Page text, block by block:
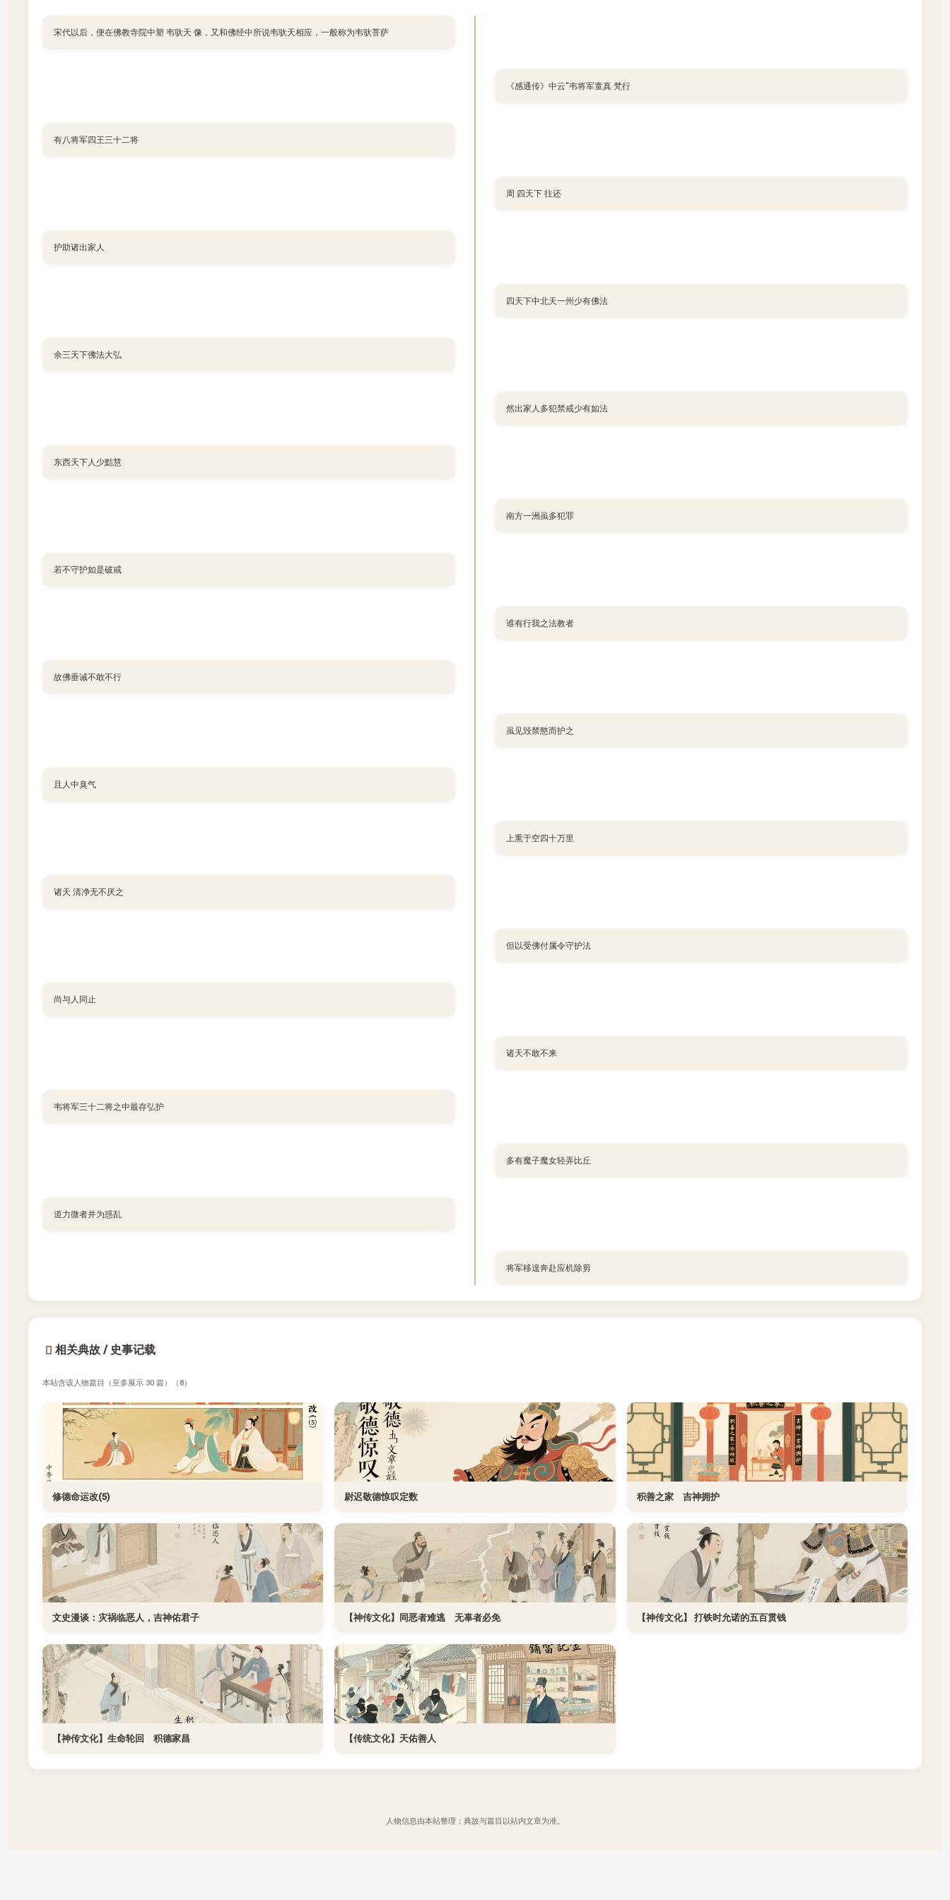
宋代以后，便在佛教寺院中塑 韦驮天 像，又和佛经中所说韦驮天相应，一般称为韦驮菩萨
《感通传》中云“韦将军童真 梵行
有八将军四王三十二将
周 四天下 往还
护助诸出家人
四天下中北天一州少有佛法
余三天下佛法大弘
然出家人多犯禁戒少有如法
东西天下人少黠慧
南方一洲虽多犯罪
若不守护如是破戒
谁有行我之法教者
故佛垂诫不敢不行
虽见毁禁愍而护之
且人中臭气
上熏于空四十万里
诸天 清净无不厌之
但以受佛付属令守护法
尚与人同止
诸天不敢不来
韦将军三十二将之中最存弘护
多有魔子魔女轻弄比丘
道力微者并为惑乱
将军移遑奔赴应机除剪
相关典故 / 史事记载
本站含该人物篇目（至多展示 30 篇）（8）
修德命运改(5) 尉迟敬德惊叹定数 积善之家 吉神拥护
文史漫谈：灾祸临恶人，吉神佑君子 【神传文化】同恶者难逃 无辜者必免 【神传文化】 打铁时允诺的五百贯钱
【神传文化】生命轮回 积德家昌 【传统文化】天佑善人
人物信息由本站整理；典故与篇目以站内文章为准。